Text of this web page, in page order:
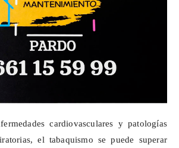
cardiovasculares y patologías
el tabaquismo se puede superar